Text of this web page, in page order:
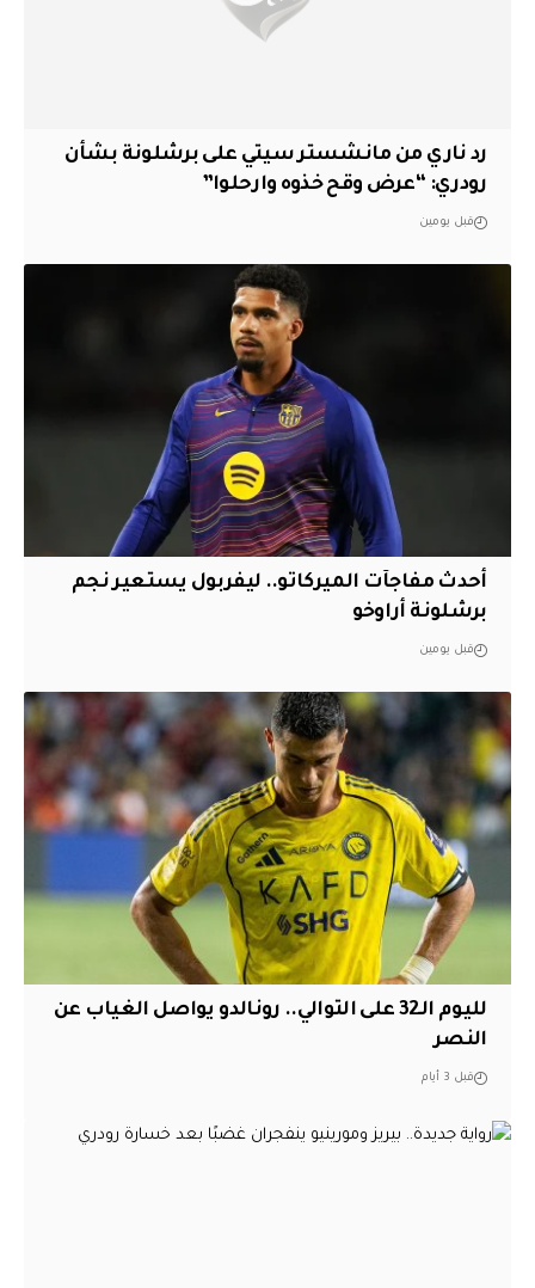
رد ناري من مانشستر سيتي على برشلونة بشأن
رودري: “عرض وقح خذوه وارحلوا”
قبل يومين
أحدث مفاجآت الميركاتو.. ليفربول يستعير نجم
برشلونة أراوخو
قبل يومين
لليوم الـ32 على التوالي.. رونالدو يواصل الغياب عن
النصر
قبل 3 أيام